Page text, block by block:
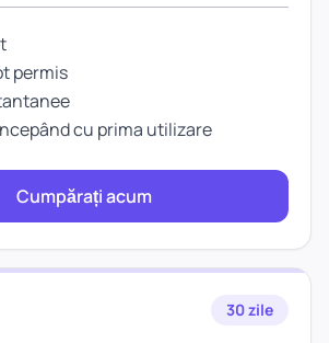
permis
cu prima utilizare
Cumpărați acum
30 zile